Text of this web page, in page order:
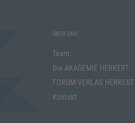
ÜBER UNS
Team
Die AKADEMIE HERKERT
FORUM VERLAG HERKERT
Kontakt